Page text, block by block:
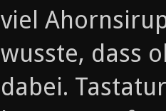
viel
wusste, dass
dabei.